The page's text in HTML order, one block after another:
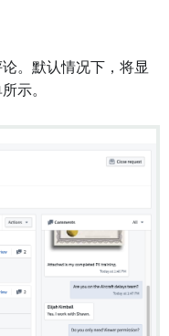
。默认情况下，将显
示。